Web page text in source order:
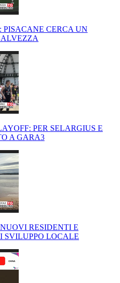
CERCA UN
PER SELARGIUS E
A GARA3
RESIDENTI E
SVILUPPO LOCALE